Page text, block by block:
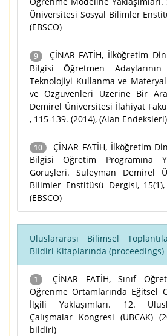
Üniversitesi Sosyal Bilimler
(EBSCO)
9
ÇİNAR FATİH, İlköğretim
Bilgisi Öğretmen
Teknolojiyi Kullanma ve
ve Özgüvenleri Üzerine Bir
Demirel Üniversitesi İlahiyat
, 115-139. (2014), (Alan Endeksleri)
10
ÇİNAR FATİH, İlköğretim
Bilgisi Öğretim Programına
Görüşleri. Süleyman Demirel
Bilimler Enstitüsü Dergisi,
(EBSCO)
Uluslararası Bilimsel
Bildiri Kitaplarında
1
ÇİNAR FATİH, Sınıf
Öğrenme Ortamlarında Eğitsel
İlgili Yaklaşımları. 12.
Çalışmalar Kongresi (UBCAK)
bildiri)